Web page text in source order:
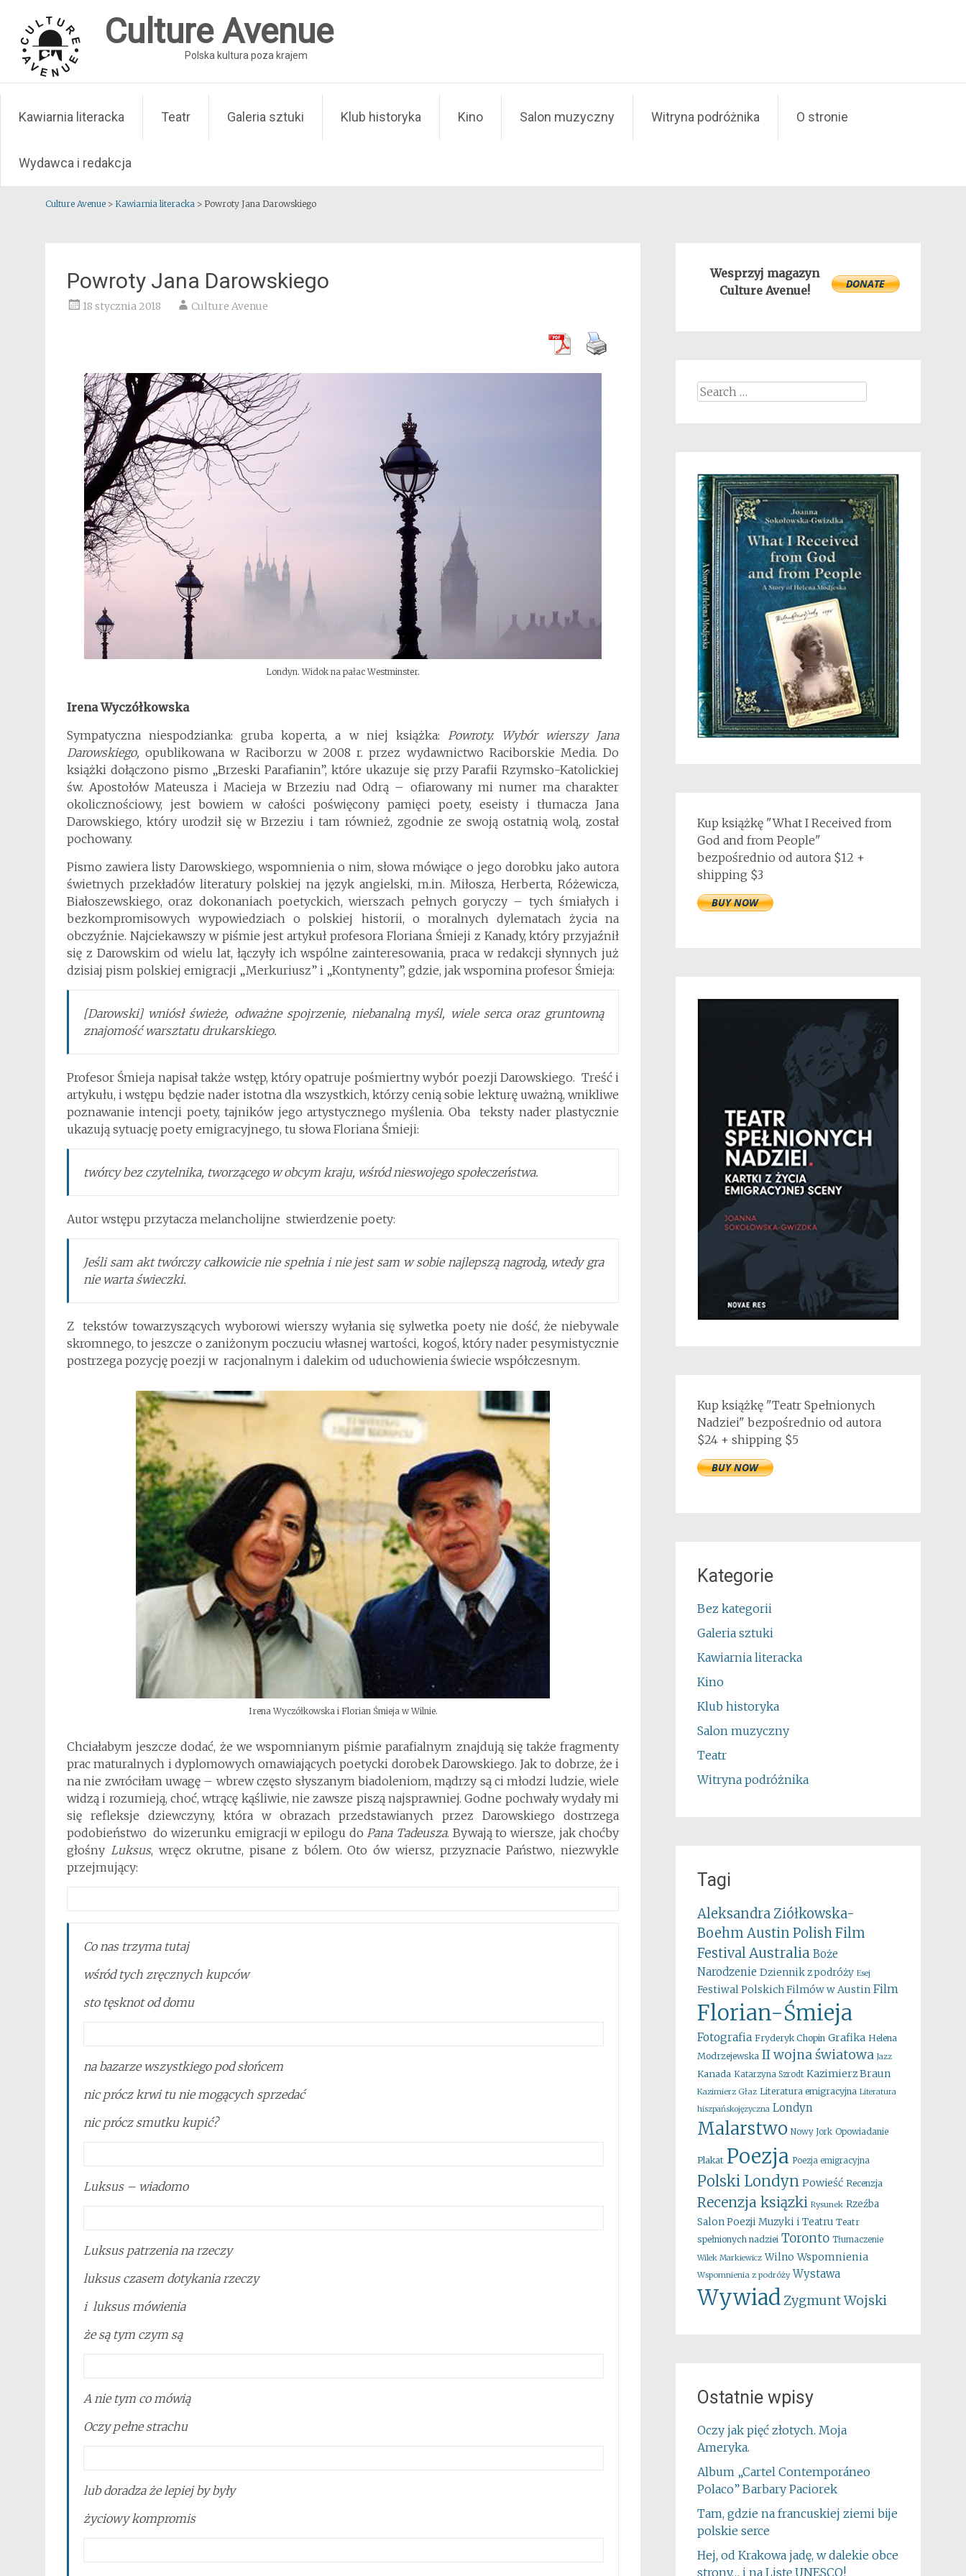
content
Culture Avenue
Polska kultura poza krajem
Kawiarnia literacka Teatr Galeria sztuki Klub historyka Kino Salon muzyczny Witryna podróżnika O stronie
Wydawca i redakcja
Culture Avenue > Kawiarnia literacka > Powroty Jana Darowskiego
Powroty Jana Darowskiego
18 stycznia 2018 Culture Avenue
Londyn. Widok na pałac Westminster.
Irena Wyczółkowska
Sympatyczna niespodzianka: gruba koperta, a w niej książka: Powroty. Wybór
wierszy Jana
Darowskiego, opublikowana w Raciborzu w 2008 r. przez wydawnictwo Raciborskie Media. Do
książki dołączono pismo „Brzeski Parafianin”, które ukazuje się przy Parafii Rzymsko-Katolickiej
św. Apostołów Mateusza i Macieja w Brzeziu nad Odrą – ofiarowany mi numer ma charakter
okolicznościowy, jest bowiem w całości poświęcony pamięci poety, eseisty i tłumacza Jana
Darowskiego, który urodził się w Brzeziu i tam również, zgodnie ze swoją ostatnią wolą, został
pochowany.
Pismo zawiera listy Darowskiego, wspomnienia o nim, słowa mówiące o jego dorobku jako autora
świetnych przekładów literatury polskiej na język angielski, m.in. Miłosza, Herberta, Różewicza,
Białoszewskiego, oraz dokonaniach poetyckich, wierszach pełnych goryczy – tych śmiałych i
bezkompromisowych wypowiedziach o polskiej historii, o moralnych dylematach życia na
obczyźnie. Najciekawszy w piśmie jest artykuł profesora Floriana Śmieji z Kanady, który przyjaźnił
się z Darowskim od wielu lat, łączyły ich wspólne zainteresowania, praca w redakcji słynnych już
dzisiaj pism polskiej emigracji „Merkuriusz” i „Kontynenty”, gdzie, jak wspomina profesor Śmieja:
[Darowski] wniósł świeże, odważne spojrzenie, niebanalną myśl, wiele serca oraz gruntowną
znajomość warsztatu drukarskiego.
Profesor Śmieja napisał także wstęp, który opatruje pośmiertny wybór poezji Darowskiego. Treść i
artykułu, i wstępu będzie nader istotna dla wszystkich, którzy cenią sobie lekturę uważną, wnikliwe
poznawanie intencji poety, tajników jego artystycznego myślenia. Oba teksty nader plastycznie
ukazują sytuację poety emigracyjnego, tu słowa Floriana Śmieji:
twórcy bez czytelnika, tworzącego w obcym kraju, wśród nieswojego społeczeństwa.
Autor wstępu przytacza melancholijne stwierdzenie poety:
Jeśli sam akt twórczy całkowicie nie spełnia i nie jest sam w sobie najlepszą nagrodą, wtedy gra
nie warta świeczki.
Z tekstów towarzyszących wyborowi wierszy wyłania się sylwetka poety nie dość, że niebywale
skromnego, to jeszcze o zaniżonym poczuciu własnej wartości, kogoś, który nader pesymistycznie
postrzega pozycję poezji w racjonalnym i dalekim od uduchowienia świecie współczesnym.
Irena Wyczółkowska i Florian Śmieja w Wilnie.
Chciałabym jeszcze dodać, że we wspomnianym piśmie parafialnym znajdują się także fragmenty
prac maturalnych i dyplomowych omawiających poetycki dorobek Darowskiego. Jak to dobrze, że i
na nie zwróciłam uwagę – wbrew często słyszanym biadoleniom, mądrzy są ci młodzi ludzie, wiele
widzą i rozumieją, choć, wtrącę kąśliwie, nie zawsze piszą najsprawniej. Godne pochwały wydały mi
się refleksje dziewczyny, która w obrazach przedstawianych przez Darowskiego dostrzega
podobieństwo do wizerunku emigracji w epilogu doPana Tadeusza. Bywają to wiersze, jak choćby
głośny Luksus, wręcz okrutne, pisane z bólem. Oto ów wiersz, przyznacie Państwo, niezwykle
przejmujący:
Co nas trzyma tutaj
wśród tych zręcznych kupców
sto tęsknot od domu
na bazarze wszystkiego pod słońcem
nic prócz krwi tu nie mogących sprzedać
nic prócz smutku kupić?
Luksus – wiadomo
Luksus patrzenia na rzeczy
luksus czasem dotykania rzeczy
i luksus mówienia
że są tym czym są
A nie tym co mówią
Oczy pełne strachu
lub doradza że lepiej by były
życiowy kompromis
Wesprzyj magazyn
Culture Avenue!
Search
Kup książkę "What I Received from
God and from People"
bezpośrednio od autora $12 +
shipping $3
Kup książkę "Teatr Spełnionych
Nadziei" bezpośrednio od autora
$24 + shipping $5
Kategorie
Bez kategorii
Galeria sztuki
Kawiarnia literacka
Kino
Klub historyka
Salon muzyczny
Teatr
Witryna podróżnika
Tagi
Aleksandra Ziółkowska-
Boehm Austin Polish Film
FestivalAustralia Boże
Narodzenie Dziennik z podróży Esej
Festiwal Polskich Filmów w Austin Film
Florian-Śmieja
Fotografia Fryderyk Chopin Grafika Helena
Modrzejewska II wojna światowa Jazz
Kanada Katarzyna Szrodt Kazimierz Braun
Kazimierz Głaz Literatura emigracyjna Literatura
hiszpańskojęzyczna Londyn
Malarstwo Nowy Jork Opowiadanie
Plakat Poezja Poezja emigracyjna
Polski Londyn Powieść Recenzja
Recenzja ksiązki Rysunek Rzeźba
Salon Poezji Muzyki i Teatru Teatr
spełnionych nadziei Toronto Tłumaczenie
Wilek Markiewicz Wilno Wspomnienia
Wspomnienia z podróży Wystawa
WywiadZygmunt Wojski
Ostatnie wpisy
Oczy jak pięć złotych. Moja
Ameryka.
Album „Cartel Contemporáneo
Polaco” Barbary Paciorek
Tam, gdzie na francuskiej ziemi bije
polskie serce
Hej, od Krakowa jadę, w dalekie obce
strony… i na Listę UNESCO!